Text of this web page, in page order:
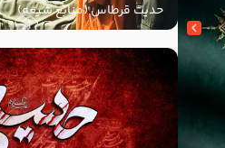
حدیث قرطاس (منابع شیعه)